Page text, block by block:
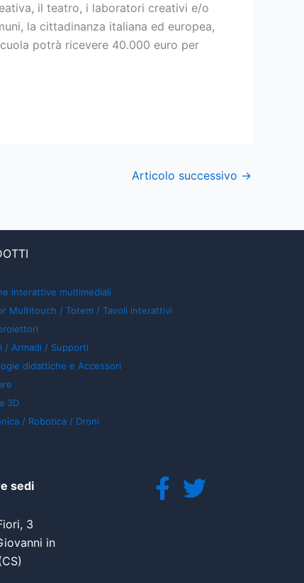
il teatro, i laboratori creativi e/o
la cittadinanza italiana ed europea,
potrà ricevere 40.000 euro per
Articolo successivo →
interattive multimediali
Multitouch / Totem / Tavoli interattivi
/ Armadi / Supporti
didattiche e Accessori
3D
/ Robotica / Droni
sedi
3
in